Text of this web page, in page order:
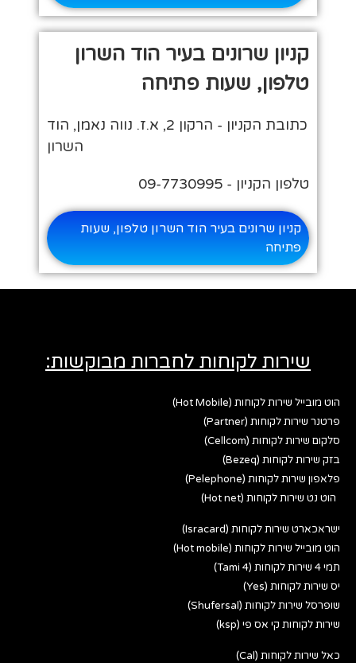
קניון שרונים בעיר הוד השרון
טלפון, שעות פתיחה
כתובת הקניון - הרקון 2, א.ז. נווה נאמן, הוד
השרון
טלפון הקניון - 09-7730995
קניון שרונים בעיר הוד השרון טלפון, שעות
פתיחה
שירות לקוחות לחברות מבוקשות:
הוט מובייל שירות לקוחות (Hot Mobile)
פרטנר שירות לקוחות (Partner)
סלקום שירות לקוחות (Cellcom)
בזק שירות לקוחות (Bezeq)
פלאפון שירות לקוחות (Pelephone)
הוט נט שירות לקוחות (Hot net)
ישראכארט שירות לקוחות (Isracard)
הוט מובייל שירות לקוחות (Hot mobile)
תמי 4 שירות לקוחות (Tami 4)
יס שירות לקוחות (Yes)
שופרסל שירות לקוחות (Shufersal)
שירות לקוחות קי אס פי (ksp)
כאל שירות לקוחות (Cal)